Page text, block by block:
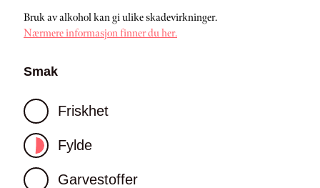
Bruk av alkohol kan gi ulike skadevirkninger.
Nærmere informasjon finner du her.
Smak
Friskhet
Fylde
Garvestoffer